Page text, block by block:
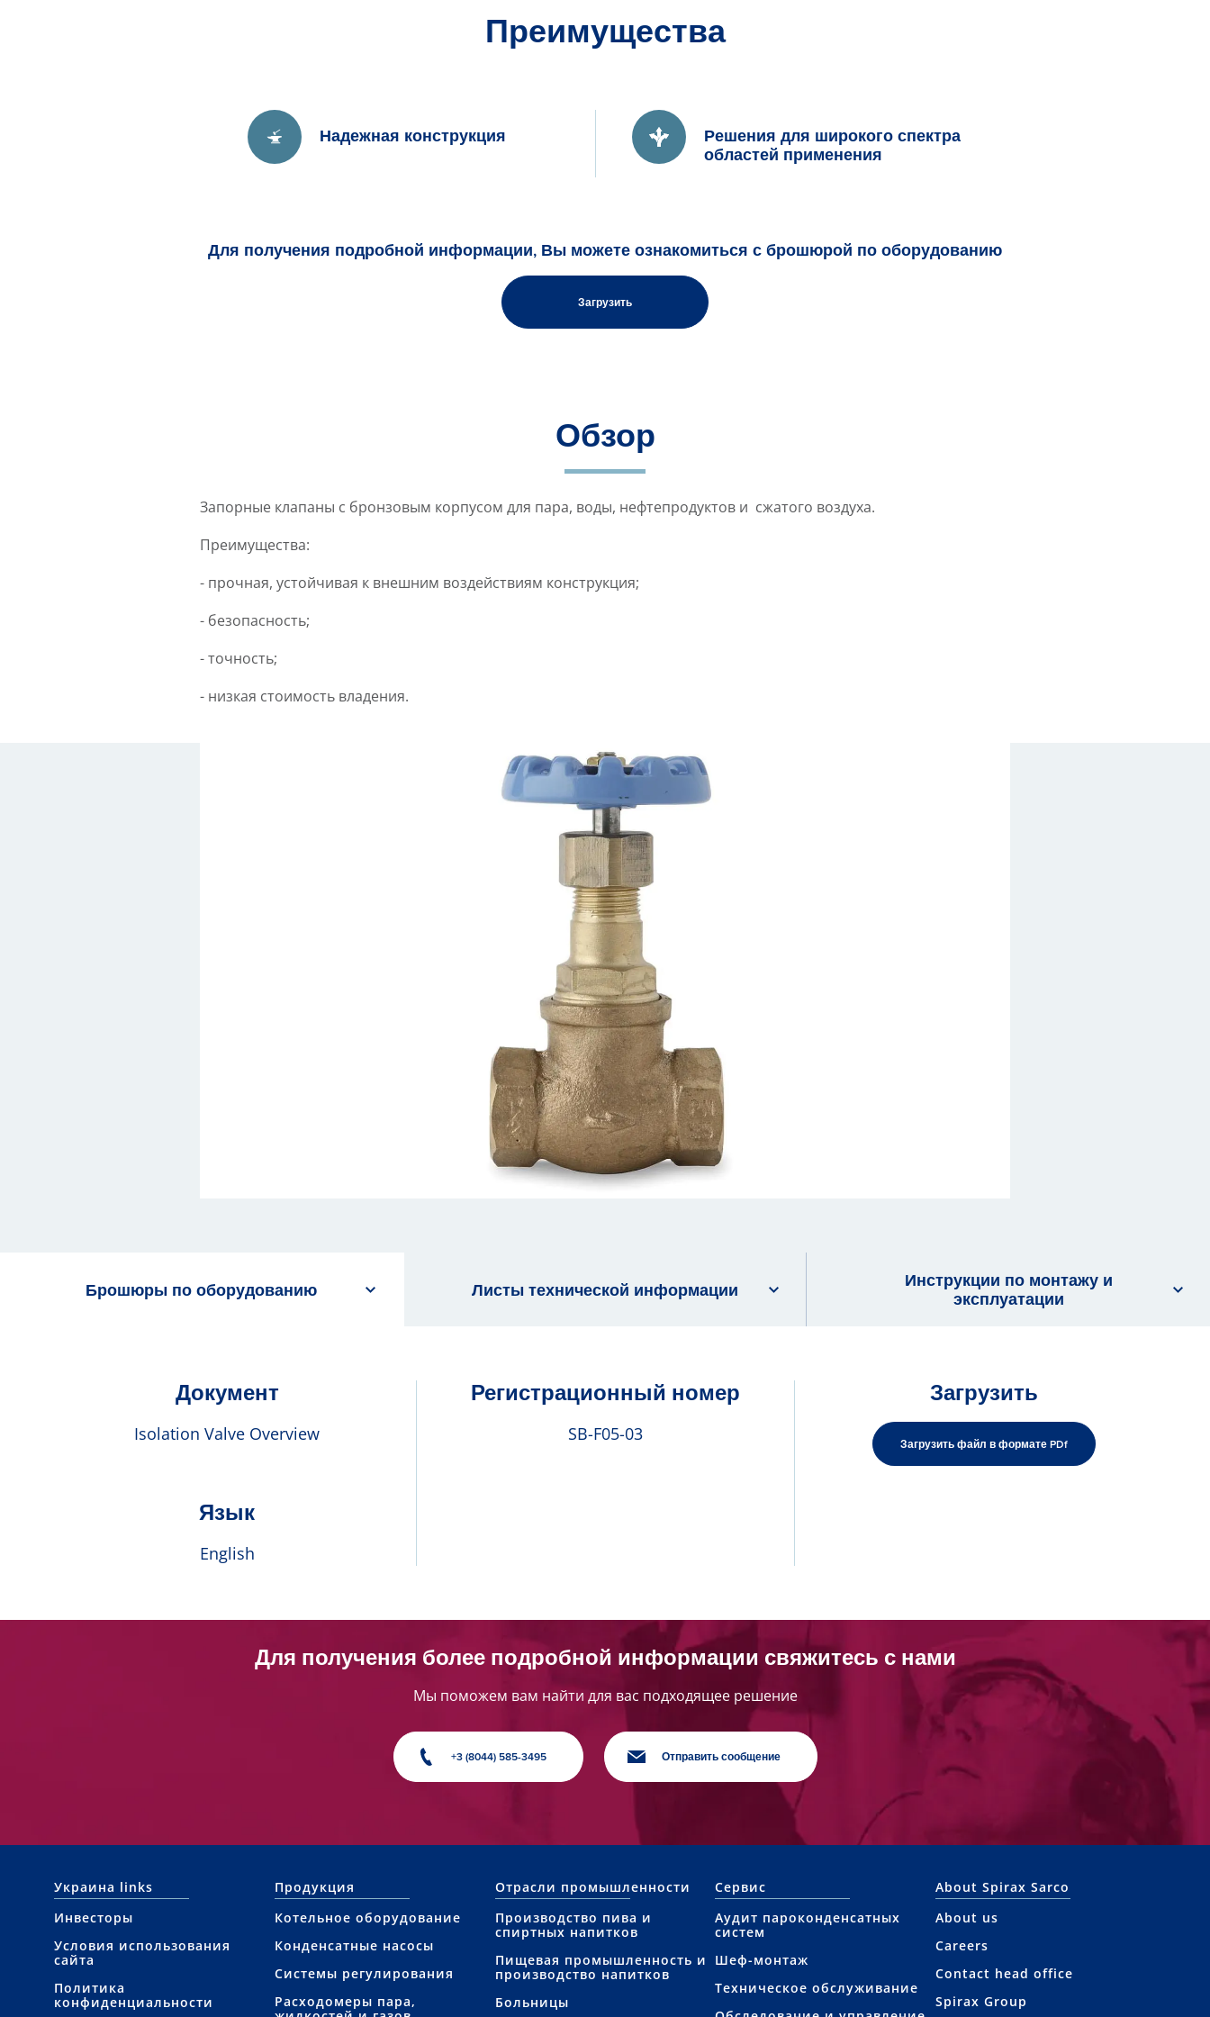
Преимущества
Надежная конструкция
Решения для широкого спектра
областей применения
Для получения подробной информации, Вы можете ознакомиться с брошюрой по оборудованию
Загрузить
Обзор
Запорные клапаны с бронзовым корпусом для пара, воды, нефтепродуктов и сжатого воздуха.
Преимущества:
- прочная, устойчивая к внешним воздействиям конструкция;
- безопасность;
- точность;
- низкая стоимость владения.
Брошюры по оборудованию Листы технической информации
Инструкции по монтажу и
эксплуатации
Документ
Isolation Valve Overview
Язык
English
Регистрационный номер
SB-F05-03
Загрузить
Загрузить файл в формате PDf
Для получения более подробной информации свяжитесь с нами
Мы поможем вам найти для вас подходящее решение
+3 (8044) 585-3495 Отправить сообщение
Украина links
Инвесторы
Условия использования
сайта
Политика
конфиденциальности
Продукция
Котельное оборудование
Конденсатные насосы
Системы регулирования
Расходомеры пара,
Отрасли промышленности
Производство пива и
спиртных напитков
Пищевая промышленность и
производство напитков
Больницы
Сервис
Аудит пароконденсатных
систем
Шеф-монтаж
Техническое обслуживание
About Spirax Sarco
About us
Careers
Contact head office
Spirax Group